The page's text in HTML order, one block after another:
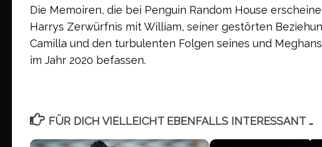
Die Memoiren, die bei Penguin Random House
Harrys Zerwürfnis mit William, seiner gestörten
Camilla und den turbulenten Folgen seines und
im Jahr 2020 befassen.
FÜR DICH VIELLEICHT EBENFALLS INTERESSANT …